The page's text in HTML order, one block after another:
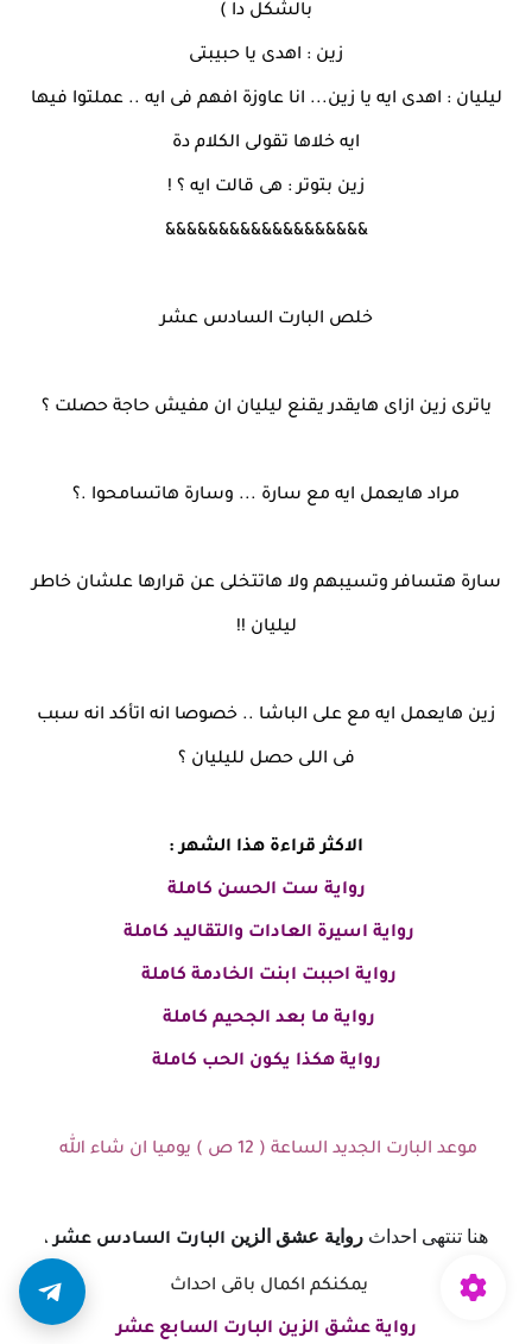
بالشكل دا )
زين : اهدى يا حبيبتى
ليليان : اهدى ايه يا زين... انا عاوزة افهم فى ايه .. عملتوا فيها
ايه خلاها تقولى الكلام دة
زين بتوتر : هى قالت ايه ؟ !
&&&&&&&&&&&&&&&&&&&
خلص البارت السادس عشر
ياترى زين ازاى هايقدر يقنع ليليان ان مفيش حاجة حصلت ؟
مراد هايعمل ايه مع سارة ... وسارة هاتسامحوا .؟
سارة هتسافر وتسيبهم ولا هاتتخلى عن قرارها علشان خاطر
ليليان !!
زين هايعمل ايه مع على الباشا .. خصوصا انه اتأكد انه سبب
فى اللى حصل لليليان ؟
الاكثر قراءة هذا الشهر :
رواية ست الحسن كاملة
رواية اسيرة العادات والتقاليد كاملة
رواية احببت ابنت الخادمة كاملة
رواية ما بعد الجحيم كاملة
رواية هكذا يكون الحب كاملة
موعد البارت الجديد الساعة ( 12 ص ) يوميا ان شاء الله
هنا تنتهى احداث رواية عشق الزين البارت السادس عشر،
يمكنكم اكمال باقى احداث
رواية عشق الزين البارت السابع عشر